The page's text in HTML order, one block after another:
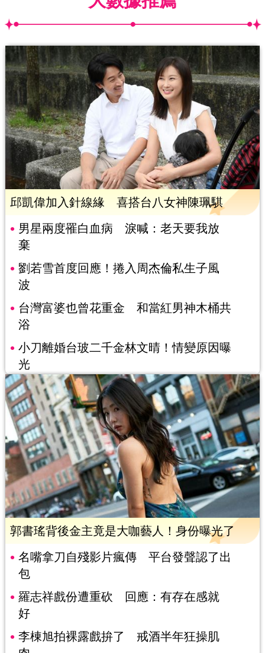
邱凱偉加入針線緣 喜搭台八女神陳珮騏
男星兩度罹白血病 淚喊：老天要我放
棄
劉若雪首度回應！捲入周杰倫私生子風
波
台灣富婆也曾花重金 和當紅男神木桶共
浴
小刀離婚台玻二千金林文晴！情變原因曝
光
郭書瑤背後金主竟是大咖藝人！身份曝光了
名嘴拿刀自殘影片瘋傳 平台發聲認了出
包
羅志祥戲份遭重砍 回應：有存在感就
好
李棟旭拍裸露戲拚了 戒酒半年狂操肌